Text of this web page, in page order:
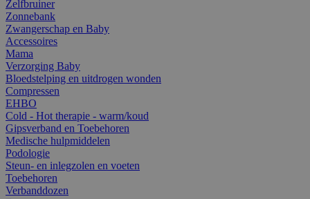
Zelfbruiner
Zonnebank
Zwangerschap en Baby
Accessoires
Mama
Verzorging Baby
Bloedstelping en uitdrogen wonden
Compressen
EHBO
Cold - Hot therapie - warm/koud
Gipsverband en Toebehoren
Medische hulpmiddelen
Podologie
Steun- en inlegzolen en voeten
Toebehoren
Verbanddozen